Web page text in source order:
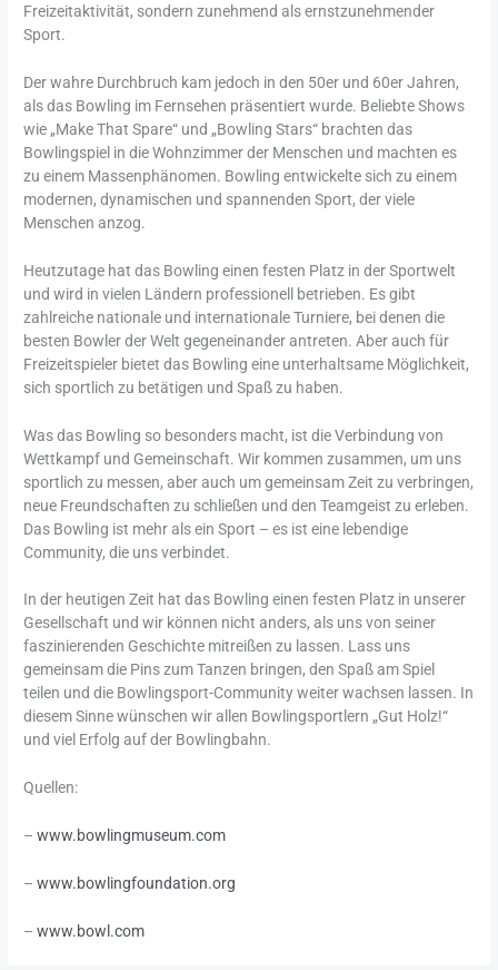
Freizeitaktivität, sondern zunehmend als ernstzunehmender
Sport.
Der wahre Durchbruch kam jedoch in den 50er und 60er Jahren,
als das Bowling im Fernsehen präsentiert wurde. Beliebte Shows
wie „Make That Spare“ und „Bowling Stars“ brachten das
Bowlingspiel in die Wohnzimmer der Menschen und machten es
zu einem Massenphänomen. Bowling entwickelte sich zu einem
modernen, dynamischen und spannenden Sport, der viele
Menschen anzog.
Heutzutage hat das Bowling einen festen Platz in der Sportwelt
und wird in vielen Ländern professionell betrieben. Es gibt
zahlreiche nationale und internationale Turniere, bei denen die
besten Bowler der Welt gegeneinander antreten. Aber auch für
Freizeitspieler bietet das Bowling eine unterhaltsame Möglichkeit,
sich sportlich zu betätigen und Spaß zu haben.
Was das Bowling so besonders macht, ist die Verbindung von
Wettkampf und Gemeinschaft. Wir kommen zusammen, um uns
sportlich zu messen, aber auch um gemeinsam Zeit zu verbringen,
neue Freundschaften zu schließen und den Teamgeist zu erleben.
Das Bowling ist mehr als ein Sport – es ist eine lebendige
Community, die uns verbindet.
In der heutigen Zeit hat das Bowling einen festen Platz in unserer
Gesellschaft und wir können nicht anders, als uns von seiner
faszinierenden Geschichte mitreißen zu lassen. Lass uns
gemeinsam die Pins zum Tanzen bringen, den Spaß am Spiel
teilen und die Bowlingsport-Community weiter wachsen lassen. In
diesem Sinne wünschen wir allen Bowlingsportlern „Gut Holz!“
und viel Erfolg auf der Bowlingbahn.
Quellen:
–www.bowlingmuseum.com
–www.bowlingfoundation.org
–www.bowl.com